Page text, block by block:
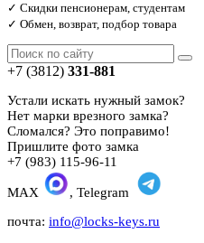
✓ Скидки пенсионерам, студентам
✓ Обмен, возврат, подбор товара
+7 (3812) 331-881
Устали искать нужный замок?
Нет марки врезного замка?
Сломался? Это поправимо!
Пришлите фото замка
+7 (983) 115-96-11
MAX
, Telegram
почта: info@locks-keys.ru